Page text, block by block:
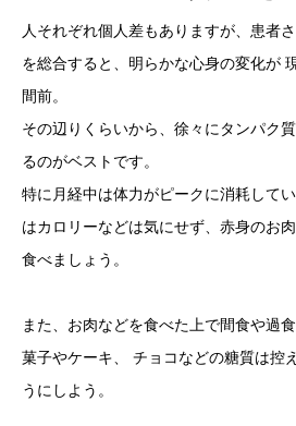
人それぞれ個人差もありますが、患者
を総合すると、明らかな心身の変化が
間前。
その辺りくらいから、徐々にタンパク
るのがベストです。
特に月経中は体力がピークに消耗して
はカロリーなどは気にせず、赤身のお
食べましょう。
また、お肉などを食べた上で間食や過
菓子やケーキ、 チョコなどの糖質は控
うにしよう。